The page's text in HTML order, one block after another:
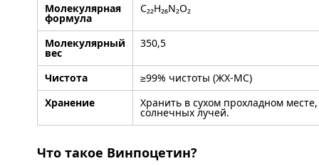
Молекулярная
формула
C₂₂H₂₆N₂O₂
Молекулярный
вес
350,5
Чистота
≥99% чистоты (ЖХ-МС)
Хранение
Хранить в сухом прохладном
солнечных лучей.
Что такое Винпоцетин?